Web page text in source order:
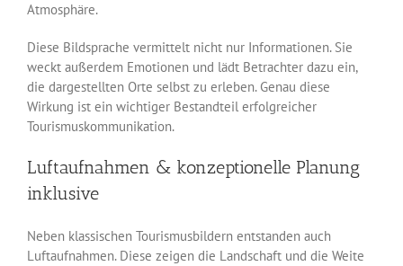
Atmosphäre.
Diese Bildsprache vermittelt nicht nur Informationen. Sie
weckt außerdem Emotionen und lädt Betrachter dazu ein,
die dargestellten Orte selbst zu erleben. Genau diese
Wirkung ist ein wichtiger Bestandteil erfolgreicher
Tourismuskommunikation.
Luftaufnahmen & konzeptionelle Planung
inklusive
Neben klassischen Tourismusbildern entstanden auch
Luftaufnahmen. Diese zeigen die Landschaft und die Weite